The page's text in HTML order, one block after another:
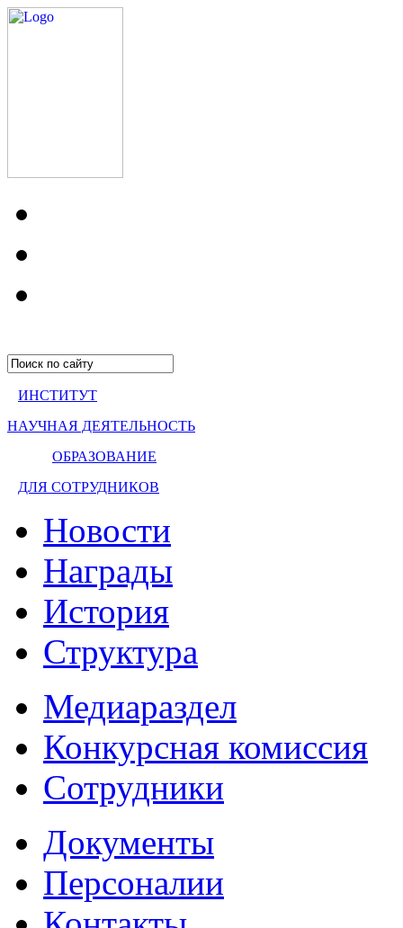
ИНСТИТУТ
НАУЧНАЯ ДЕЯТЕЛЬНОСТЬ
ОБРАЗОВАНИЕ
ДЛЯ СОТРУДНИКОВ
Новости
Награды
История
Структура
Медиараздел
Конкурсная комиссия
Сотрудники
Документы
Персоналии